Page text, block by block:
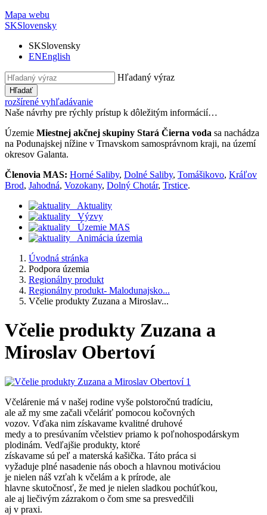
Mapa webu
SKSlovensky
SKSlovensky
ENEnglish
Hľadaný výraz
Hľadať
rozšírené vyhľadávanie
Naše návrhy pre rýchly prístup k dôležitým informácií…
Územie Miestnej akčnej skupiny Stará Čierna voda sa nachádza
na Podunajskej nížine v Trnavskom samosprávnom kraji, na území
okresov Galanta.
Členovia MAS: Horné Saliby, Dolné Saliby, Tomášikovo, Kráľov
Brod, Jahodná, Vozokany, Dolný Chotár, Trstice.
Aktuality
Výzvy
Územie MAS
Animácia územia
Úvodná stránka
Podpora územia
Regionálny produkt
Regionálny produkt- Malodunajsko...
Včelie produkty Zuzana a Miroslav...
Včelie produkty Zuzana a
Miroslav Obertoví
Včelárenie má v našej rodine vyše polstoročnú tradíciu,
ale až my sme začali včeláriť pomocou kočovných
vozov. Vďaka nim získavame kvalitné druhové
medy a to presúvaním včelstiev priamo k poľnohospodárskym
plodinám. Vedľajšie produkty, ktoré
získavame sú peľ a materská kašička. Táto práca si
vyžaduje plné nasadenie nás oboch a hlavnou motiváciou
je nielen náš vzťah k včelám a k prírode, ale
hlavne skutočnosť, že med je nielen sladkou pochúťkou,
ale aj liečivým zázrakom o čom sme sa presvedčili
aj v praxi.